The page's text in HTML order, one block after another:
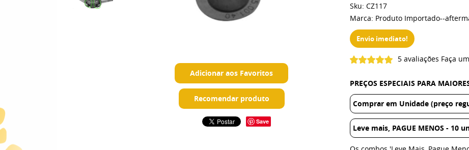
Adicionar aos Favoritos
Recomendar produto
Save
Sku: CZ117
Marca: Produto Importado--
Envio imediato!
5 avaliações Faça
PREÇOS ESPECIAIS PARA
Comprar em Unidade (preço
Leve mais, PAGUE MENOS - 10